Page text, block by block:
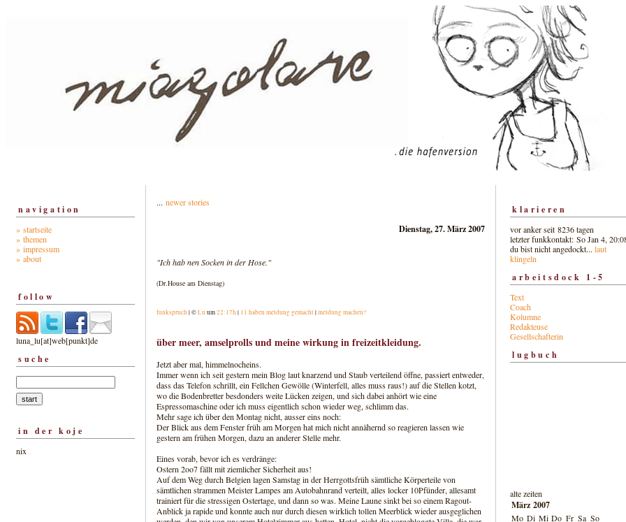
navigation
» startseite
» themen
» impressum
» about
follow
luna_lu[at]web[punkt]de
suche
in der koje
nix
... newer stories
Dienstag, 27. März 2007
"Ich hab nen Socken in der Hose."
(Dr.House am Dienstag)
funkspruch | ©Lu um22:17h | 11 haben meldung gemacht|meldung machen?
über meer, amselprolls und meine wirkung in freizeitkleidung.
Jetzt aber mal, himmelnocheins.
Immer wenn ich seit gestern mein Blog laut knarzend und Staub verteilend öffne, passiert entweder,
dass das Telefon schrillt, ein Fellchen Gewölle (Winterfell, alles muss raus!) auf die Stellen kotzt,
wo die Bodenbretter besdonders weite Lücken zeigen, und sich dabei anhört wie eine
Espressomaschine oder ich muss eigentlich schon wieder weg, schlimm das.
Mehr sage ich über den Montag nicht, ausser eins noch:
Der Blick aus dem Fenster früh am Morgen hat mich nicht annähernd so reagieren lassen wie
gestern am frühen Morgen, dazu an anderer Stelle mehr.
Eines vorab, bevor ich es verdränge:
Ostern 2oo7 fällt mit ziemlicher Sicherheit aus!
Auf dem Weg durch Belgien lagen Samstag in der Herrgottsfrüh sämtliche Körperteile von
sämtlichen strammen Meister Lampes am Autobahnrand verteilt, alles locker 10Pfünder, allesamt
trainiert für die stressigen Ostertage, und dann so was. Meine Laune sinkt bei so einem Ragout-
Anblick ja rapide und konnte auch nur durch diesen wirklich tollen Meerblick wieder ausgeglichen
klarieren
vor anker seit 8236 tagen
letzter funkkontakt: So Jan 4,
du bist nicht angedockt... laut
klingeln
arbeitsdock 1-5
Text
Coach
Kolumne
Redakteuse
Gesellschafterin
lugbuch
alte zeiten
März 2007
Mo Di Mi Do Fr Sa So